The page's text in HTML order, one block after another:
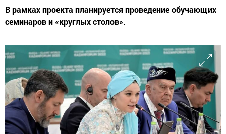
В рамках проекта планируется проведение обучающих
семинаров и «круглых столов».